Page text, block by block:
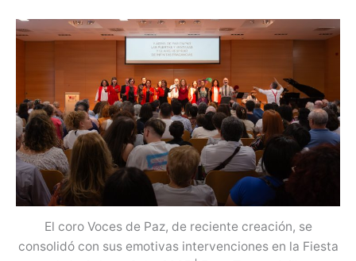
El coro Voces de Paz, de reciente creación, se
consolidó con sus emotivas intervenciones en la Fiesta